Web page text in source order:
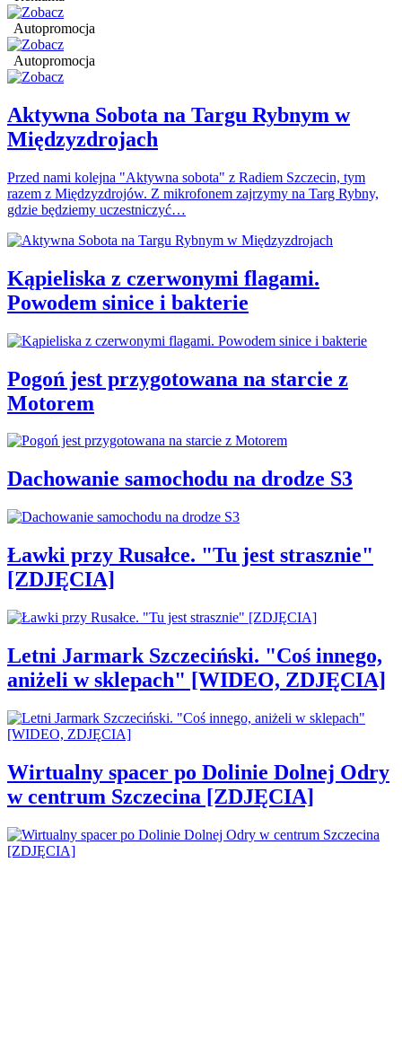
Autopromocja
Autopromocja
Aktywna Sobota na Targu Rybnym w
Międzyzdrojach
Przed nami kolejna "Aktywna sobota" z Radiem Szczecin, tym
razem z Międzyzdrojów. Z mikrofonem zajrzymy na Targ Rybny,
gdzie będziemy uczestniczyć…
Kąpieliska z czerwonymi flagami.
Powodem sinice i bakterie
Pogoń jest przygotowana na starcie z
Motorem
Dachowanie samochodu na drodze S3
Ławki przy Rusałce. "Tu jest strasznie"
[ZDJĘCIA]
Letni Jarmark Szczeciński. "Coś innego,
aniżeli w sklepach" [WIDEO, ZDJĘCIA]
Wirtualny spacer po Dolinie Dolnej Odry
w centrum Szczecina [ZDJĘCIA]